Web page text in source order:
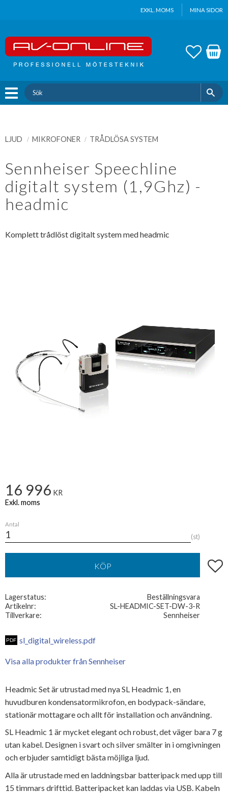
EXKL. MOMS MINA SIDOR
LJUD MIKROFONER TRÅDLÖSA SYSTEM
Sennheiser Speechline
digitalt system (1,9Ghz) -
headmic
Komplett trådlöst digitalt system med headmic
16 996 KR
Antal
st
KÖP Lägg
Lagerstatus
Beställningsvara
Artikelnr
SL-HEADMIC-SET-DW-3-R
Tillverkare
Sennheiser
sl_digital_wireless.pdf
Visa alla produkter från Sennheiser
Headmic Set är utrustad med nya SL Headmic 1, en
huvudburen kondensatormikrofon, en bodypack-sändare,
stationär mottagare och allt för installation och användning.
SL Headmic 1 är mycket elegant och robust, det väger bara 7 g
utan kabel. Designen i svart och silver smälter in i omgivningen
och erbjuder samtidigt bästa möjliga ljud.
Alla är utrustade med en laddningsbar batteripack med upp till
15 timmars drifttid. Batteripacket kan laddas via USB. Kabeln